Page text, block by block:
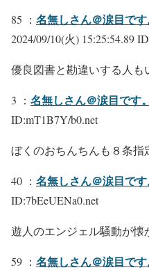
85 ： 名無しさん＠涙目で
2024/09/10(火) 15:25:54.89
優良図書と勘違いする人も
3 ： 名無しさん＠涙目です。
ID:mT1B7Y/b0.net
ぼくのおちんちんも８条指
40 ： 名無しさん＠涙目です
ID:7bEeUENa0.net
遊人のエンジェル騒動が懐
59 ： 名無しさん＠涙目です